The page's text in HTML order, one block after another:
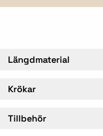
Längdmaterial
Krökar
Tillbehör